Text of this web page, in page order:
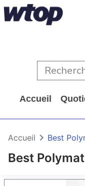
Accueil
Accueil Best